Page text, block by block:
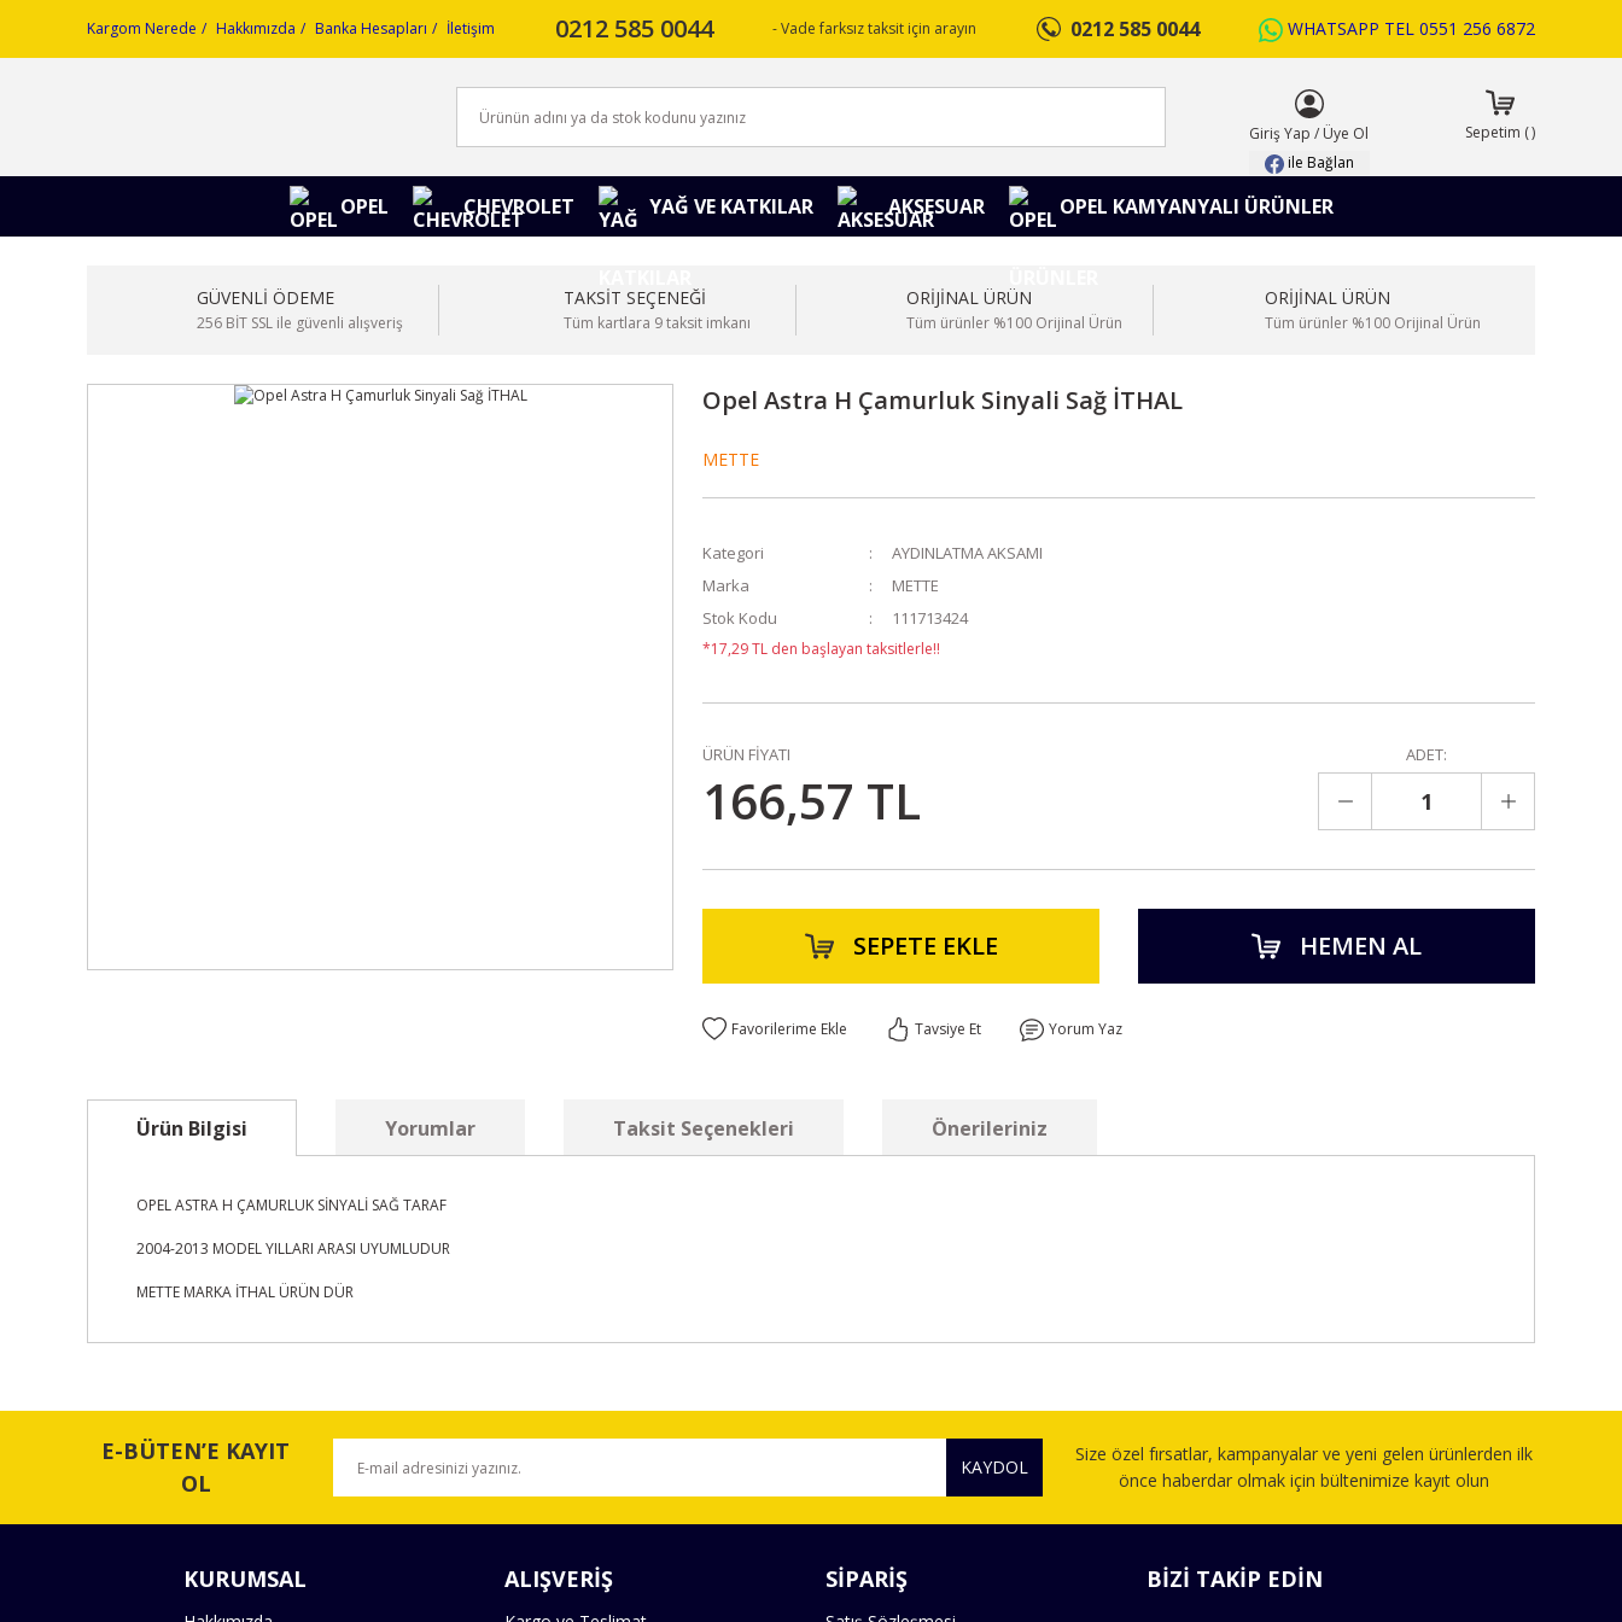
Kargom Nerede Hakkımızda Banka Hesapları İletişim 0212 585 0044 - Vade farksız taksit için arayın 0212 585 0044 WHATSAPP TEL 0551 256 6872
Giriş Yap / Üye Ol
ile Bağlan
Sepetim ()
OPEL CHEVROLET YAĞ VE KATKILAR AKSESUAR OPEL KAMYANYALI ÜRÜNLER
GÜVENLİ ÖDEME
256 BİT SSL ile güvenli alışveriş
TAKSİT SEÇENEĞİ
Tüm kartlara 9 taksit imkanı
ORİJİNAL ÜRÜN
Tüm ürünler %100 Orijinal Ürün
ORİJİNAL ÜRÜN
Tüm ürünler %100 Orijinal Ürün
Opel Astra H Çamurluk Sinyali Sağ İTHAL
METTE
Kategori
AYDINLATMA AKSAMI
Marka
METTE
Stok Kodu
111713424
*17,29 TL den başlayan taksitlerle!!
ÜRÜN FİYATI
166,57 TL
ADET:
SEPETE EKLE HEMEN AL
Tavsiye Et Yorum Yaz
Ürün Bilgisi Yorumlar Taksit Seçenekleri Önerileriniz
OPEL ASTRA H ÇAMURLUK SİNYALİ SAĞ TARAF
2004-2013 MODEL YILLARI ARASI UYUMLUDUR
METTE MARKA İTHAL ÜRÜN DÜR
Görüş ve önerileriniz için teşekkür ederiz.
Ürün resmi kalitesiz, bozuk veya görüntülenemiyor.
Ürün fiyatı diğer sitelerden daha pahalı.
Bu ürüne benzer farklı alternatifler olmalı.
E-BÜTEN’E KAYIT
OL
KAYDOL
Size özel fırsatlar, kampanyalar ve yeni gelen ürünlerden ilk
önce haberdar olmak için bültenimize kayıt olun
KURUMSAL ALIŞVERİŞ SİPARİŞ BİZİ TAKİP EDİN